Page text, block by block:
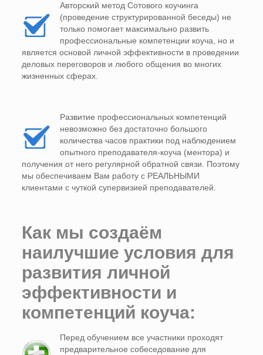
Авторский метод Сотового коучинга
(проведение структурированной беседы) не
только помогает максимально развить
профессиональные компетенции коуча, но и
является основой личной эффективности в проведении
деловых переговоров и любого общения во многих
жизненных сферах.
Развитие профессиональных компетенций
невозможно без достаточно большого
количества часов практики под наблюдением
опытного преподавателя-коуча (ментора) и
получения от него регулярной обратной связи. Поэтому
мы обеспечиваем Вам работу с РЕАЛЬНЫМИ
клиентами с чуткой супервизией преподавателей.
Как мы создаём
наилучшие условия для
развития личной
эффективности и
компетенций коуча:
Перед обучением все участники проходят
предварительное собеседование для